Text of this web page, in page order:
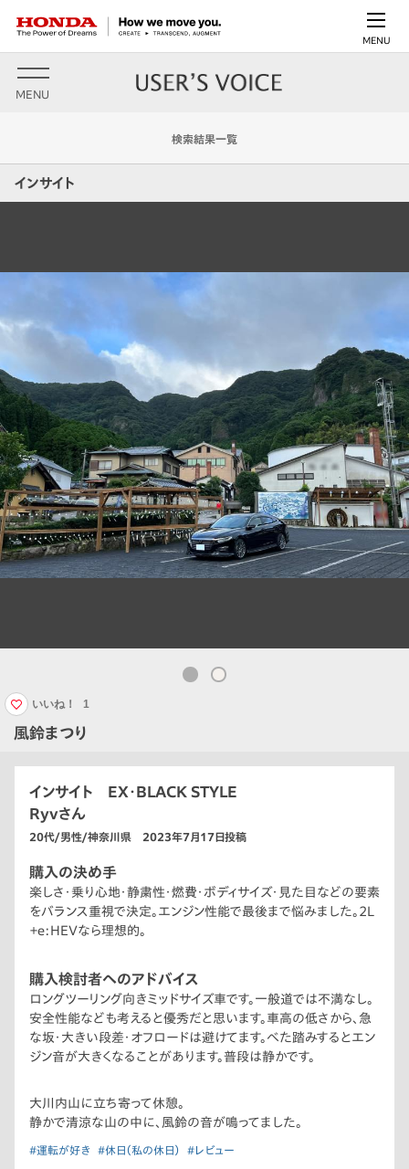
MENU
MENU
検索結果一覧
インサイト
風鈴まつり
いいね！ 1
インサイト EX・BLACK STYLE
Ryvさん
20代/男性/神奈川県 2023年7月17日投稿
購入の決め手
楽しさ・乗り心地・静粛性・燃費・ボディサイズ・見た目などの要素
をバランス重視で決定。エンジン性能で最後まで悩みました。2L
＋e:HEVなら理想的。
購入検討者へのアドバイス
ロングツーリング向きミッドサイズ車です。一般道では不満なし。
安全性能なども考えると優秀だと思います。車高の低さから、急
な坂・大きい段差・オフロードは避けてます。べた踏みするとエン
ジン音が大きくなることがあります。普段は静かです。
大川内山に立ち寄って休憩。
静かで清涼な山の中に、風鈴の音が鳴ってました。
#運転が好き #休日（私の休日） #レビュー